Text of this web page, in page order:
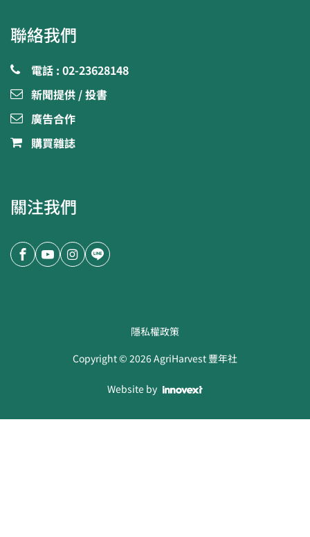
聯絡我們
電話 : 02-23628148
新聞提供 / 投書
廣告合作
購買雜誌
關注我們
隱私權政策
Copyright ©2026AgriHarvest 豐年社
Website by